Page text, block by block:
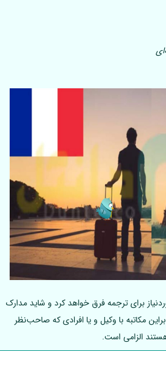
برای ترجمه فرق خواهد کرد و شاید مدارک
مکاتبه با وکیل و یا افرادی که صاحب‌نظر
الزامی است.